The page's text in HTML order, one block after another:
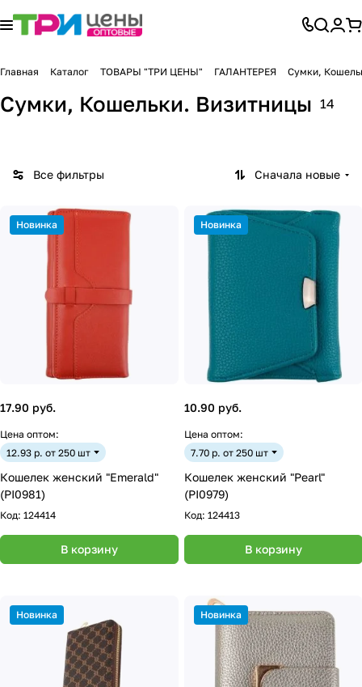
Главная Каталог ТОВАРЫ "ТРИ ЦЕНЫ" ГАЛАНТЕРЕЯ Сумки,
Сумки, Кошельки. Визитницы 14
Все фильтры Сначала новые
Новинка
17.90 руб.
Цена оптом:
12.93 р. от 250 шт
Кошелек женский "Emerald"
(PI0981)
Код: 124414
В корзину
Новинка
10.90 руб.
Цена оптом:
7.70 р. от 250 шт
Кошелек женский "Pearl"
(PI0979)
Код: 124413
В корзину
Новинка Новинка